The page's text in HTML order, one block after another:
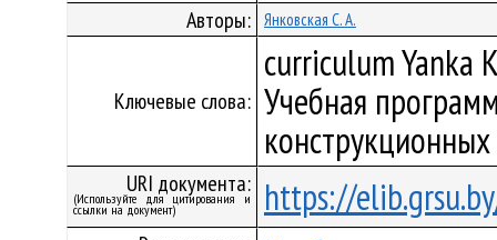
Авторы: Янковская С. А.
Ключевые слова:
curriculum Yanka
Учебная
URI документа:
(Используйте для цитирования и
ссылки на документ) https://